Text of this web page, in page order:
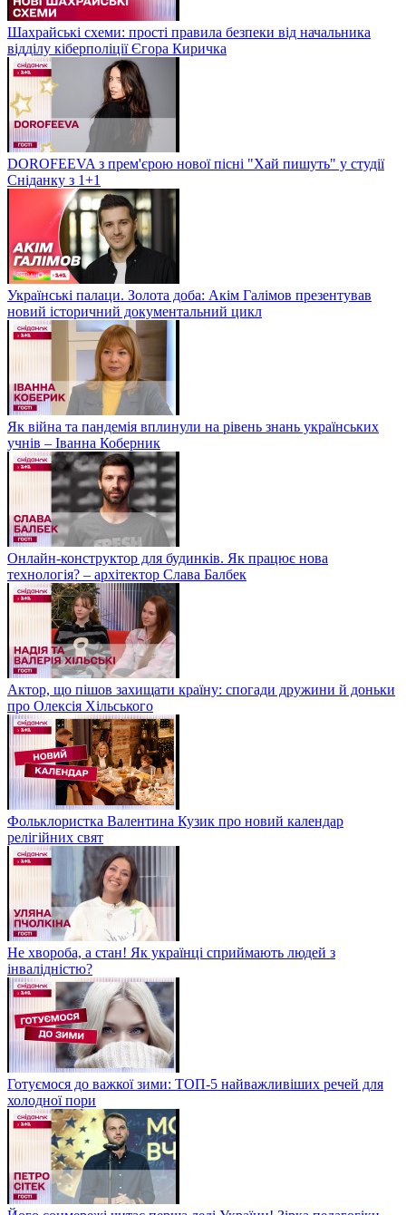
Шахрайські схеми: прості правила безпеки від начальника
відділу кіберполіції Єгора Киричка
DOROFEEVA з прем'єрою нової пісні "Хай пишуть" у студії
Сніданку з 1+1
Українські палаци. Золота доба: Акім Галімов презентував
новий історичний документальний цикл
Як війна та пандемія вплинули на рівень знань українських
учнів – Іванна Коберник
Онлайн-конструктор для будинків. Як працює нова
технологія? – архітектор Слава Балбек
Актор, що пішов захищати країну: спогади дружини й доньки
про Олексія Хільського
Фольклористка Валентина Кузик про новий календар
релігійних свят
Не хвороба, а стан! Як українці сприймають людей з
інвалідністю?
Готуємося до важкої зими: ТОП-5 найважливіших речей для
холодної пори